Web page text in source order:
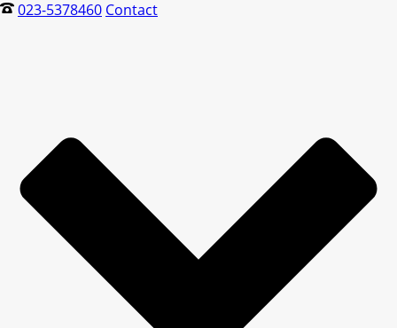
023-5378460 Contact